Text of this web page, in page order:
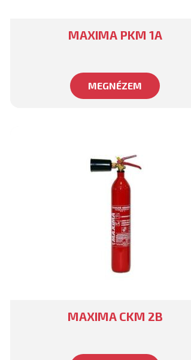
MAXIMA PKM 1A
MEGNÉZEM
MAXIMA CKM 2B